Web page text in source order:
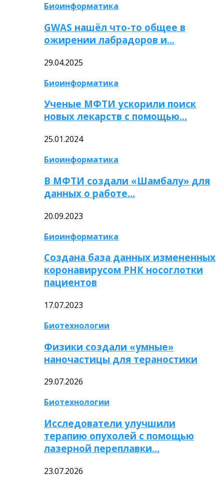
Биоинформатика
GWAS нашёл что-то общее в
ожирении лабрадоров и…
29.04.2025
Биоинформатика
Ученые МФТИ ускорили поиск
новых лекарств с помощью…
25.01.2024
Биоинформатика
В МФТИ создали «Шамбалу» для
данных о работе…
20.09.2023
Биоинформатика
Создана база данных измененных
коронавирусом РНК носоглотки
пациентов
17.07.2023
Биотехнологии
Физики создали «умные»
наночастицы для тераностики
29.07.2026
Биотехнологии
Исследователи улучшили
терапию опухолей с помощью
лазерной переплавки…
23.07.2026